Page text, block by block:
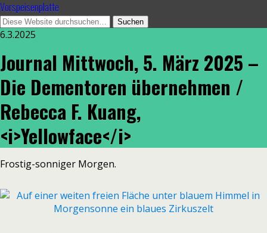
Vorspeisenplatte
6.3.2025
Journal Mittwoch, 5. März 2025 –
Die Dementoren übernehmen /
Rebecca F. Kuang,
<i>Yellowface</i>
Frostig-sonniger Morgen.